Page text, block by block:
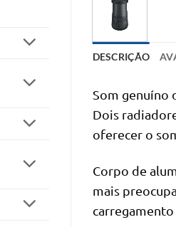
DESCRIÇÃO
Som genuíno
Dois
oferecer o
Corpo de
mais